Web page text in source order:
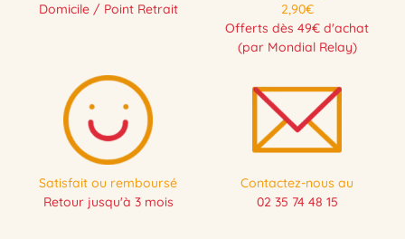
Domicile / Point Retrait
2,90€
Offerts dès 49€ d'achat
(par Mondial Relay)
Satisfait ou remboursé
Retour jusqu'à 3 mois
Contactez-nous au
02 35 74 48 15